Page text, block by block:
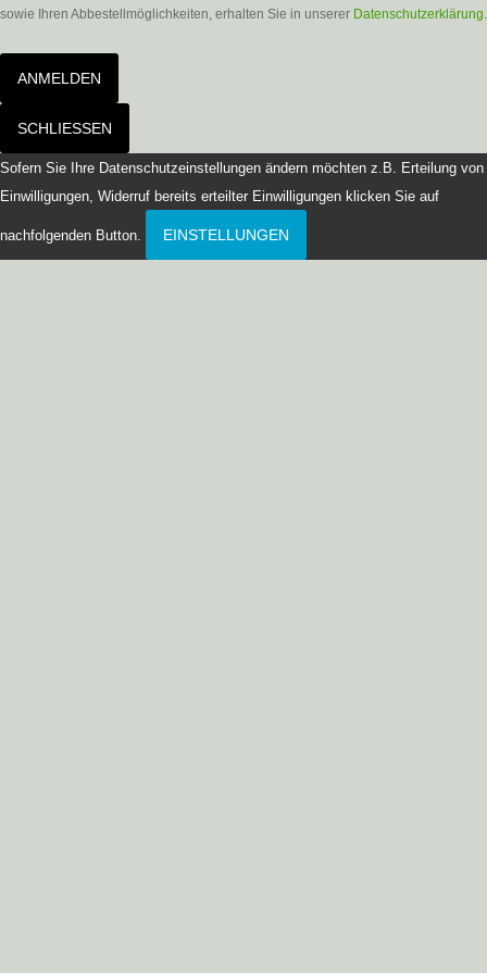
sowie Ihren Abbestellmöglichkeiten, erhalten Sie in unserer Datenschutzerklärung.
ANMELDEN
SCHLIESSEN
Sofern Sie Ihre Datenschutzeinstellungen ändern möchten z.B. Erteilung von
Einwilligungen, Widerruf bereits erteilter Einwilligungen klicken Sie auf
nachfolgenden Button. EINSTELLUNGEN